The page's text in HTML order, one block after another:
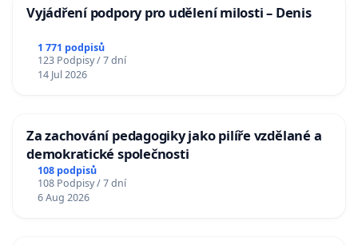
Vyjádření podpory pro udělení milosti – Denis
1 771 podpisů
123 Podpisy / 7 dní
14 Jul 2026
Za zachování pedagogiky jako pilíře vzdělané a
demokratické společnosti
108 podpisů
108 Podpisy / 7 dní
6 Aug 2026